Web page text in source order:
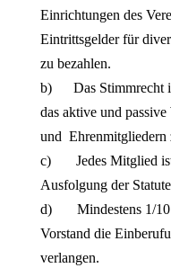
Einrichtungen des
Eintrittsgelder für
zu bezahlen.
b) Das Stimmrecht
das aktive und
und Ehrenmitgliedern
c) Jedes Mitglied ist
Ausfolgung der
d) Mindestens 1/10
Vorstand die
verlangen.